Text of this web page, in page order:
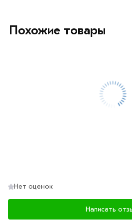
Похожие товары
Нет оценок
Написать